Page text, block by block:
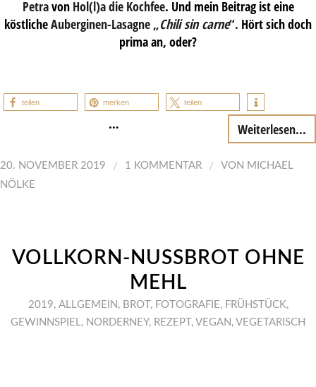
Petravon Hol(l)a die Kochfee. Und mein Beitrag ist eine
köstlicheAuberginen-Lasagne „Chili sin carne“. Hört sich doch
prima an, oder?
teilen merken teilen
… Weiterlesen...
20. NOVEMBER 2019 / 1 KOMMENTAR / VON MICHAEL
NÖLKE
VOLLKORN-NUSSBROT OHNE
MEHL
2019, ALLGEMEIN , BROT , FOTOGRAFIE , FRÜHSTÜCK,
GEWINNSPIEL, NORDERNEY, REZEPT , VEGAN , VEGETARISCH